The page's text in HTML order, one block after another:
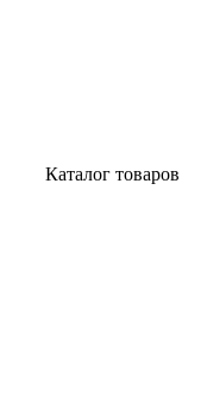
Каталог товаров